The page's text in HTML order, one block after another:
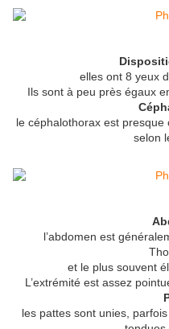
elles ont 8 yeux
Ils sont à peu près égaux
le céphalothorax est
selon
l’abdomen est
et le plus souvent
L’extrémité est assez
les pattes sont unies,